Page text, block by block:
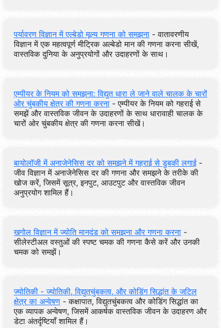
पर्यावरण विज्ञान में एल्बेडो मूल्य गणना को समझना - वातावरणीय
विज्ञान में एक महत्वपूर्ण मीट्रिक अल्बेडो मान की गणना करना सीखें,
वास्तविक दुनिया के अनुप्रयोगों और उदाहरणों के साथ।
एम्पीयर के नियम को समझना: विद्युत धारा ले जाने वाले चालक के चारों
ओर चुंबकीय क्षेत्र की गणना करना - एम्पीयर के नियम को गहराई से
समझें और वास्तविक जीवन के उदाहरणों के साथ धारावाही चालक के
चारों ओर चुंबकीय क्षेत्र की गणना करना सीखें।
बायोलॉजी में अनाजेनेसिस दर को समझने में गहराई से डुबकी लगाई-
जीव विज्ञान में अनाजेनेसिस दर की गणना और समझने के तरीके की
खोज करें, जिसमें सूत्र, इनपुट, आउटपुट और वास्तविक जीवन
अनुप्रयोग शामिल हैं।
खगोल विज्ञान में ज्योति मानदंड को समझना और गणना करना -
सीलेस्टीअल वस्तुओं की स्पष्ट चमक की गणना कैसे करें और उनकी
चमक को समझें।
ज्योतिकी - ज्योतिकी, विद्युतचुंबकत्व, और कोडिंग सिद्धांत के जटिल
क्षेत्र का अन्वेषण - कक्षापात, विद्युतचुंबकत्व और कोडिंग सिद्धांत का
एक व्यापक अन्वेषण, जिसमें आकर्षक वास्तविक जीवन के उदाहरण और
डेटा अंतर्दृष्टियाँ शामिल हैं।